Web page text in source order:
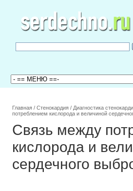
Главная / Стенокардия / Диагностика
потреблением кислорода и величиной
Связь между
кислорода и
сердечного